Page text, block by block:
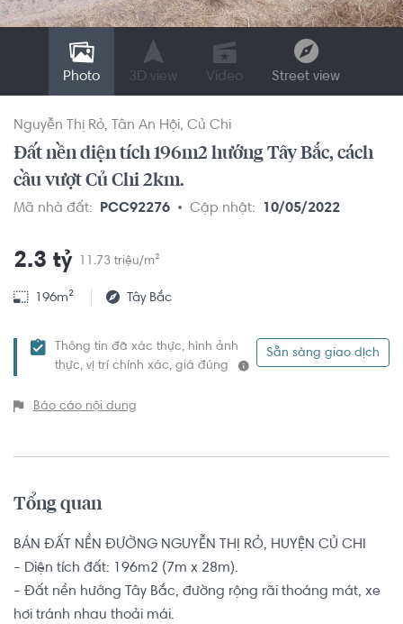
Photo 3D view Video Street view
Nguyễn Thị Rỏ Tân An Hội Củ Chi
Đất nền diện tích 196m2 hướng Tây Bắc, cách
cầu vượt Củ Chi 2km.
Mã nhà đất: PCC92276 Cập nhật: 10/05/2022
2.3 tỷ 11.73 triệu/m²
196m² Tây Bắc
Thông tin đã xác thực, hình ảnh
thực, vị trí chính xác, giá đúng
Sẵn sàng giao dịch
Báo cáo nội dung
Tổng quan
BÁN ĐẤT NỀN ĐƯỜNG NGUYỄN THỊ RỎ, HUYỆN CỦ CHI
- Diện tích đất: 196m2 (7m x 28m).
- Đất nền hướng Tây Bắc, đường rộng rãi thoáng mát, xe
hơi tránh nhau thoải mái.